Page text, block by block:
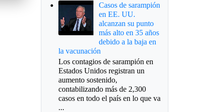
Casos de sarampión
en EE. UU.
alcanzan su punto
más alto en 35 años
debido a la baja en
la vacunación
Los contagios de sarampión en
Estados Unidos registran un
aumento sostenido,
contabilizando más de 2,300
casos en todo el país en lo que va
...